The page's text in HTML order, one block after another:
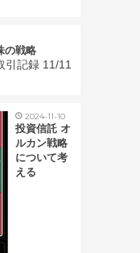
の戦略
2024-11-10
投資信託 オ
ルカン戦略
について考
える